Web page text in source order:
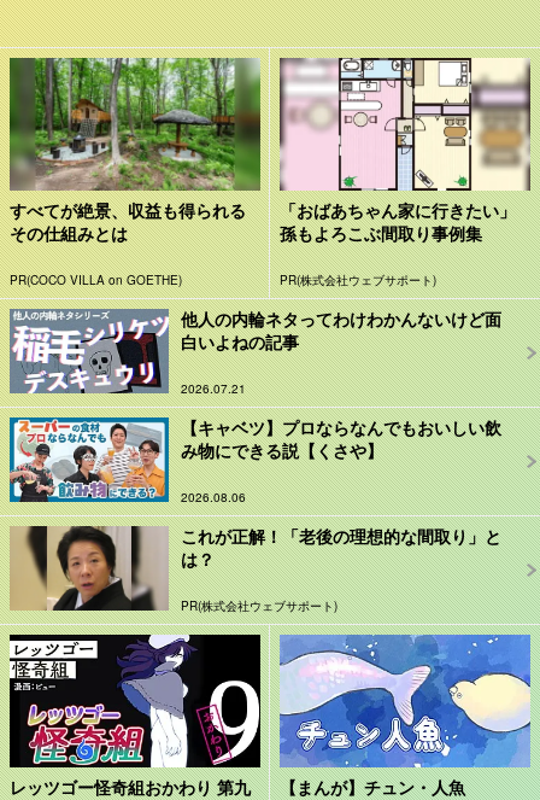
すべてが絶景、収益も得られる
その仕組みとは
PR(COCO VILLA on GOETHE)
「おばあちゃん家に行きたい」
孫もよろこぶ間取り事例集
PR(株式会社ウェブサポート)
他人の内輪ネタってわけわかんないけど面
白いよねの記事
2026.07.21
【キャベツ】プロならなんでもおいしい飲
み物にできる説【くさや】
2026.08.06
これが正解！「老後の理想的な間取り」と
は？
PR(株式会社ウェブサポート)
レッツゴー怪奇組おかわり 第九
【まんが】チュン・人魚